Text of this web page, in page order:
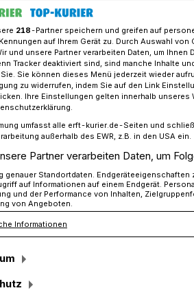
Feuerwehr verändert
Grevenbroich
im
Diese Änderungen
werden. Damit wurde die
auch auf neue
218-Partner speichern und greifen auf
auf Ihrem Gerät zu. Durch Auswahl
und unsere Partner verarbeiten Daten, um
Tracker deaktiviert sind, sind manche Inhalte
Sie können dieses Menü jederzeit wieder
zu widerrufen, indem Sie auf den Link
Ihre Einstellungen gelten innerhalb unseres
umfasst alle erft-kurier.de-Seiten und
außerhalb des EWR, z.B. in den USA ein.
Partner verarbeiten Daten, um
genauer Standortdaten.
auf Informationen auf einem Endgerät.
und der Performance von Inhalten,
von Angeboten.
Informationen